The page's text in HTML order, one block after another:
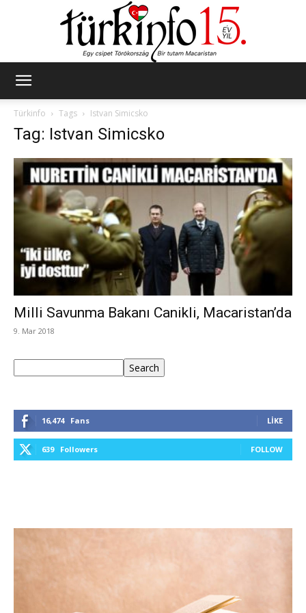
Türkinfo
Tags Istvan Simicsko
Tag: Istvan Simicsko
Milli Savunma Bakanı Canikli, Macaristan’da
9. Mar 2018
Search
16,474 Fans LIKE
639 Followers FOLLOW